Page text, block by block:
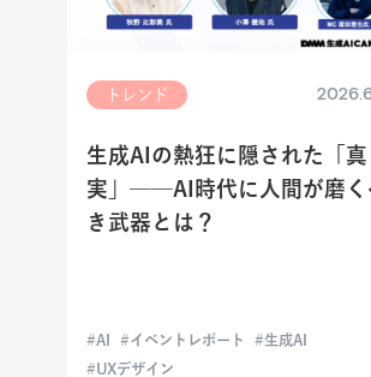
トレンド
生成AIの熱狂に隠された「真
実」──AI時代に人間が磨く
き武器とは？
AI イベントレポート
生成AI
UXデザイン